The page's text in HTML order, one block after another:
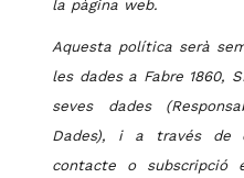
la pàgina web.
Aquesta política serà
les dades a Fabre 1860,
seves dades
Dades), i a través de
contacte o subscripció